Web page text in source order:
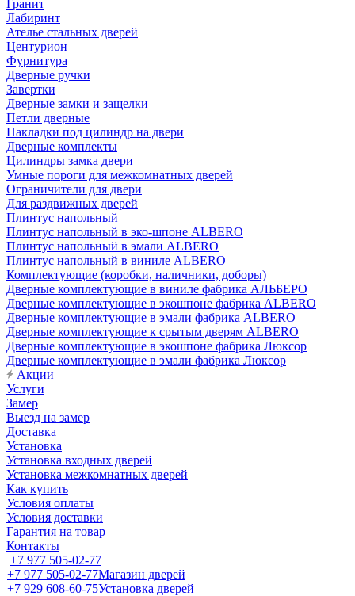
Гранит
Лабиринт
Ателье стальных дверей
Центурион
Фурнитура
Дверные ручки
Завертки
Дверные замки и защелки
Петли дверные
Накладки под цилиндр на двери
Дверные комплекты
Цилиндры замка двери
Умные пороги для межкомнатных дверей
Ограничители для двери
Для раздвижных дверей
Плинтус напольный
Плинтус напольный в эко-шпоне ALBERO
Плинтус напольный в эмали ALBERO
Плинтус напольный в виниле ALBERO
Комплектующие (коробки, наличники, доборы)
Дверные комплектующие в виниле фабрика АЛЬБЕРО
Дверные комплектующие в экошпоне фабрика ALBERO
Дверные комплектующие в эмали фабрика ALBERO
Дверные комплектующие к срытым дверям ALBERO
Дверные комплектующие в экошпоне фабрика Люксор
Дверные комплектующие в эмали фабрика Люксор
Акции
Услуги
Замер
Выезд на замер
Доставка
Установка
Установка входных дверей
Установка межкомнатных дверей
Как купить
Условия оплаты
Условия доставки
Гарантия на товар
Контакты
+7 977 505-02-77
+7 977 505-02-77Магазин дверей
+7 929 608-60-75Установка дверей